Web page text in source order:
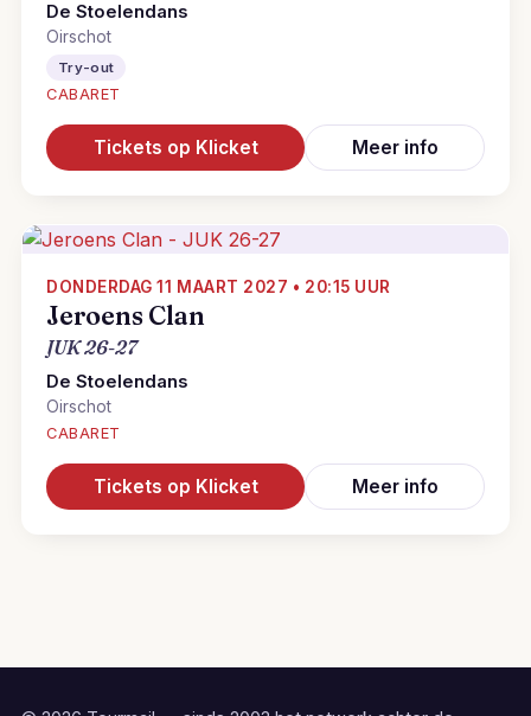
De Stoelendans
Oirschot
Try-out
CABARET
Tickets op Klicket Meer info
DONDERDAG 11 MAART 2027 • 20:15 UUR
Jeroens Clan
JUK 26-27
De Stoelendans
Oirschot
CABARET
Tickets op Klicket Meer info